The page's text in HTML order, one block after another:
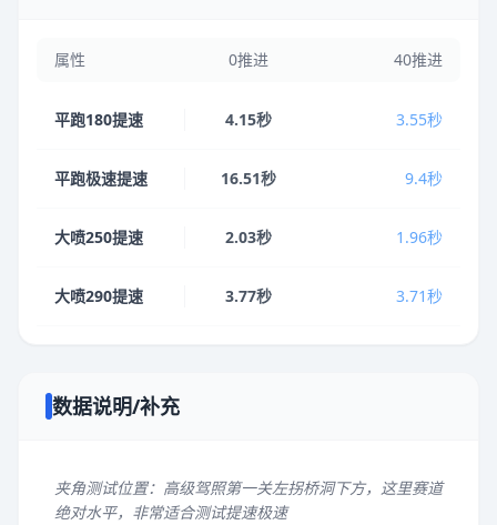
属性 0推进 40推进
平跑180提速 4.15秒 3.55秒
平跑极速提速 16.51秒 9.4秒
大喷250提速 2.03秒 1.96秒
大喷290提速 3.77秒 3.71秒
数据说明/补充
夹角测试位置：高级驾照第一关左拐桥洞下方，这里赛道
绝对水平，非常适合测试提速极速